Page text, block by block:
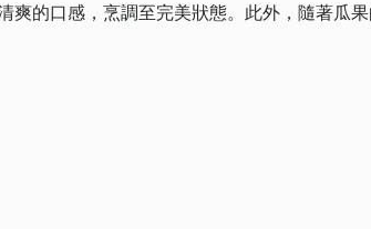
爽的口感，烹調至完美狀態。此外，隨著瓜